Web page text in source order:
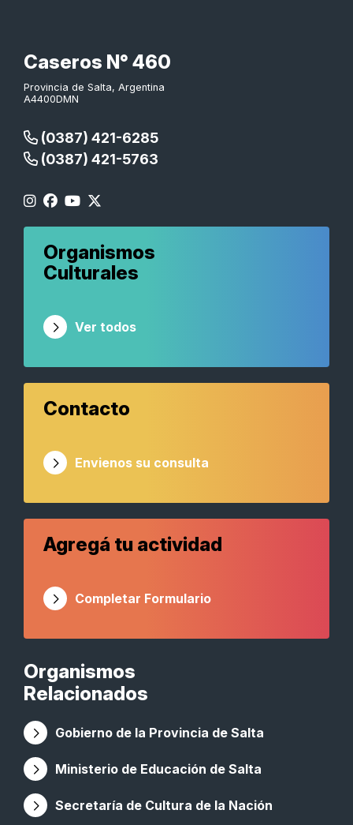
Caseros N° 460
Provincia de Salta, Argentina
A4400DMN
(0387) 421-6285
(0387) 421-5763
Organismos
Relacionados
Gobierno de la Provincia de Salta
Ministerio de Educación de Salta
Secretaría de Cultura de la Nación
Organismos
Culturales
Ver todos
Contacto
Envienos su consulta
Agregá tu actividad
Completar Formulario